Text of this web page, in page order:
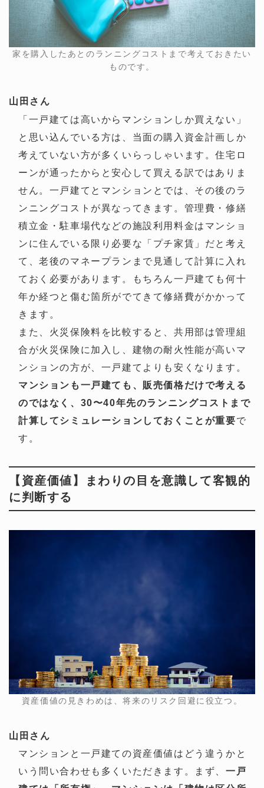
家を購入したあとのランニングコストまで考えておきたい
ものです。
山田さん
「一戸建ては高いからマンションしか買えない」
と思い込んでいる方は、当面の購入資金計画しか
考えていない方が多くいらっしゃいます。住宅ロ
ーンが通ったからと安心して買える訳ではありま
せん。一戸建てとマンションとでは、その後のラ
ンニングコストが異なってきます。管理費・修繕
積立金・駐車場代などの施設利用料金はマンショ
ンに住んでいる限り必要な「プチ家賃」だと考え
て、老後のマネープランまで見通して計算に入れ
ておく必要があります。もちろん一戸建ても何十
年か経つと傷む箇所がでてきて修繕費がかかって
きます。
また、火災保険料を比較すると、共用部は管理組
合が火災保険に加入し、建物の耐火性能が高いマ
ンションの方が、一戸建てよりも安くなります。
マンションも一戸建ても、販売価格だけで考える
のではなく、30〜40年先のランニングコストまで
計算してシミュレーションしておくことが重要で
す。
【資産価値】まわりの目を意識して客観的
に判断する
資産価値の見きわめは、将来のリスク回避に役立つ。
山田さん
マンションと一戸建ての資産価値はどう違うかと
いう問い合わせも多くいただきます。まず、 一戸